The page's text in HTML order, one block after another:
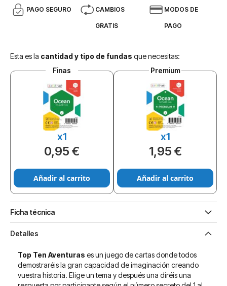
PAGO SEGURO CAMBIOS
GRATIS
MODOS DE
PAGO
Esta es la cantidad y tipo de fundas que necesitas:
Finas
x1
0,95 €
Añadir al carrito
Premium
x1
1,95 €
Añadir al carrito
Ficha técnica
Detalles
Top Ten Aventuras es un juego de cartas donde todos
demostraréis la gran capacidad de imaginación creando
vuestra historia. Elige un tema y después una diréis una